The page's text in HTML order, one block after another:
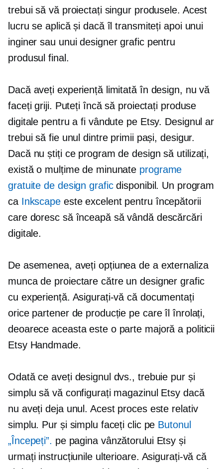
trebui să vă proiectați singur produsele. Acest
lucru se aplică și dacă îl transmiteți apoi unui
inginer sau unui designer grafic pentru
produsul final.
Dacă aveți experiență limitată în design, nu vă
faceți griji. Puteți încă să proiectați produse
digitale pentru a fi vândute pe Etsy. Designul ar
trebui să fie unul dintre primii pași, desigur.
Dacă nu știți ce program de design să utilizați,
există o mulțime de minunate programe
gratuite de design graficdisponibil. Un program
ca Inkscapeeste excelent pentru începătorii
care doresc să înceapă să vândă descărcări
digitale.
De asemenea, aveți opțiunea de a externaliza
munca de proiectare către un designer grafic
cu experiență. Asigurați-vă că documentați
orice partener de producție pe care îl înrolați,
deoarece aceasta este o parte majoră a politicii
Etsy Handmade.
Odată ce aveți designul dvs., trebuie pur și
simplu să vă configurați magazinul Etsy dacă
nu aveți deja unul. Acest proces este relativ
simplu. Pur și simplu faceți clic pe Butonul
„Începeți”. pe pagina vânzătorului Etsy și
urmați instrucțiunile ulterioare. Asigurați-vă că